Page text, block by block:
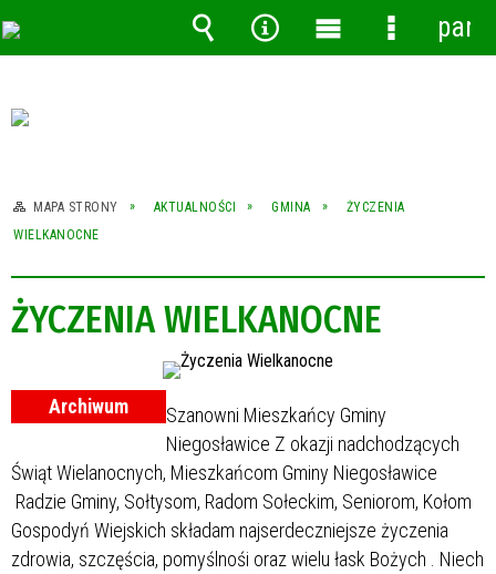
MAPA STRONY AKTUALNOŚCI GMINA
ŻYCZENIA
WIELKANOCNE
ŻYCZENIA WIELKANOCNE
Archiwum
Szanowni Mieszkańcy Gminy
Niegosławice Z okazji nadchodzących
Świąt Wielanocnych, Mieszkańcom Gminy Niegosławice
Radzie Gminy, Sołtysom, Radom Sołeckim, Seniorom, Kołom
Gospodyń Wiejskich składam najserdeczniejsze życzenia
zdrowia, szczęścia, pomyślnośi oraz wielu łask Bożych . Niech
Wyszukiwarka
Narzędzia
MenuMenu